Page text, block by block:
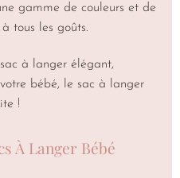
gamme de couleurs et de
tous les goûts.
à langer élégant,
bébé, le sac à langer
!
À Langer Bébé